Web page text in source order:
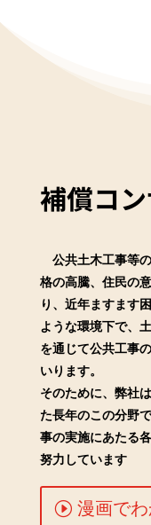
補償コ
公共土木工事等
格の高騰、住民の
り、近年ますます
ような環境下で、
を通じて公共工事
いります。
そのために、弊社
た長年のこの分野
事の実施にあたる
努力しています
漫画で